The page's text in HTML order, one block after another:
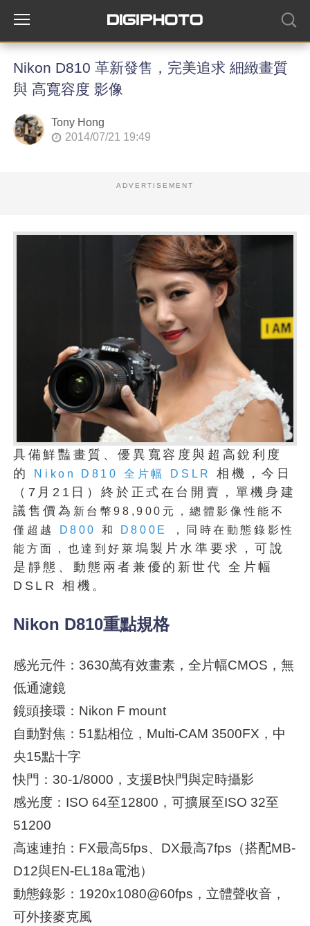
Nikon D810 革新發售，完美追求 細緻畫質
與 高寬容度 影像
Tony Hong
2014/07/21 19:49
ADVERTISEMENT
具備鮮豔畫質、優異寬容度與超高銳利度
的
Nikon D810 全片幅 DSLR
相機，今日
（7月21日）終於正式在台開賣，單機身建
議售價為 新台幣98,900元，總體影像性能不
僅超越
D800 和 D800E
，同時在動態錄影性
能方面，也達到好萊 塢製片水準要求，可說
是靜態、動態兩者兼優的新世代 全片幅
DSLR 相機。
Nikon D810重點規格
感光元件：3630萬有效畫素，全片幅CMOS，無
低通濾鏡
鏡頭接環：Nikon F mount
自動對焦：51點相位，Multi-CAM 3500FX，中
央15點十字
快門：30-1/8000，支援B快門與定時攝影
感光度：ISO 64至12800，可擴展至ISO 32至
51200
高速連拍：FX最高5fps、DX最高7fps（搭配MB-
D12與EN-EL18a電池）
動態錄影：1920x1080@60fps，立體聲收音，
可外接麥克風